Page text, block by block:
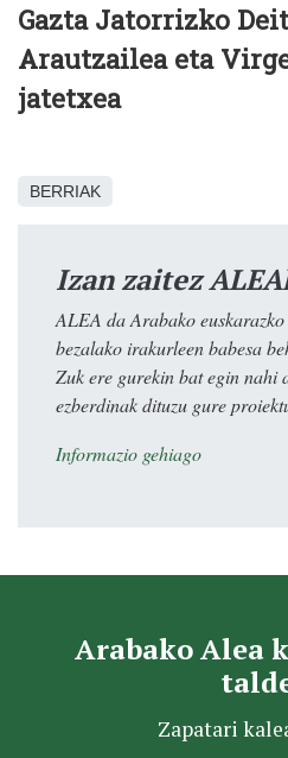
Gazta Jatorrizko
Arautzailea eta
jatetxea
BERRIAK
Izan zaitez
ALEA da Arabako
bezalako irakurleen babesa
Zuk ere gurekin bat egin nahi
ezberdinak dituzu gure
Informazio gehiago
Arabako Alea
Zapatari